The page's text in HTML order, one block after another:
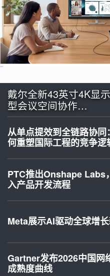
戴尔全新43英寸4K显
型会议空间协作…
从单点提效到全链路协同
何重塑国际工程的竞争逻
PTC推出Onshape Labs
入产品开发流程
Meta展示AI驱动全球增
Gartner发布2026中国网
成熟度曲线